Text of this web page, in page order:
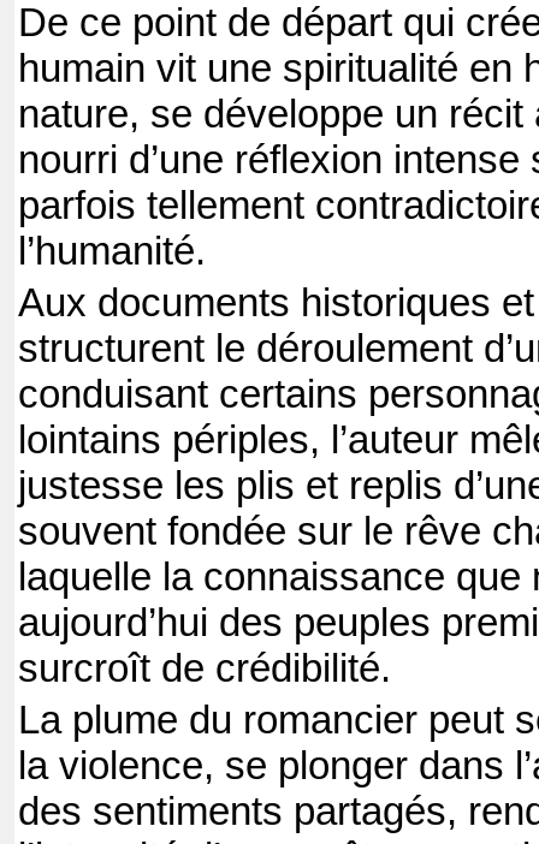
De ce point de départ qui
humain vit une spiritualité en
nature, se développe un récit
nourri d’une réflexion
parfois tellement
l’humanité.
Aux documents historiques
structurent le déroulement
conduisant certains
lointains périples, l’auteur
justesse les plis et replis
souvent fondée sur le rêve
laquelle la connaissance que
aujourd’hui des peuples
surcroît de crédibilité.
La plume du romancier peut
la violence, se plonger dans
des sentiments partagés,